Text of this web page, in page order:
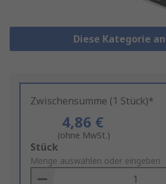
Diese Kategorie
Zwischensumme (1 Stück)*
4,86 €
(ohne MwSt.)
Add
to
Basket
Stück
Menge auswählen oder eingeben